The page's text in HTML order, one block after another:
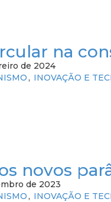
na
de 2024
INOVAÇÃO E
novos
de 2023
INOVAÇÃO E